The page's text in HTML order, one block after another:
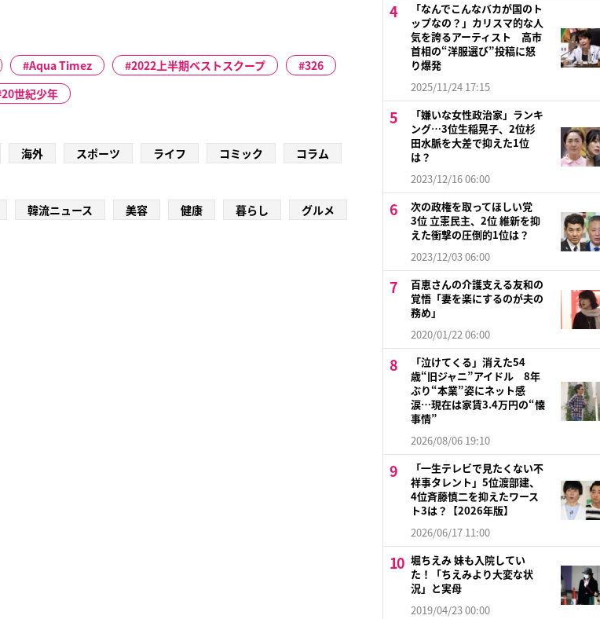
Aqua Timez 2022上半期ベストスクープ
326
20世紀少年
海外 スポーツ ライフ コミック
コラム
韓流ニュース 美容 健康 暮らし グルメ
「なんでこんなバカが国のト
ップなの？」カリスマ的な人
気を誇るアーティスト 高市
首相の“洋服選び”投稿に怒
り爆発
2025/11/24 17:15
「嫌いな女性政治家」ランキ
ング…3位生稲晃子、2位杉
田水脈を大差で抑えた1位
は？
2023/12/16 06:00
次の政権を取ってほしい党
3位 立憲民主、2位 維新を抑
えた衝撃の圧倒的1位は？
2023/12/03 06:00
百恵さんの介護支える友和の
覚悟「妻を楽にするのが夫の
務め」
2020/01/22 06:00
「泣けてくる」消えた54
歳“旧ジャニ”アイドル 8年
ぶり“本業”姿にネット感
涙…現在は家賃3.4万円の“懐
事情”
2026/08/06 19:10
「一生テレビで見たくない不
祥事タレント」5位渡部建、
4位斉藤慎二を抑えたワース
ト3は？【2026年版】
2026/06/17 11:00
堀ちえみ 妹も入院してい
た！「ちえみより大変な状
況」と実母
2019/04/23 00:00